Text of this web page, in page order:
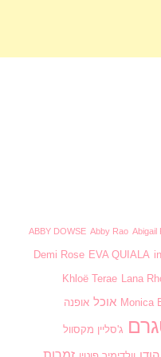
ABBY DOWSE Abby Rao Abigail
Demi Rose EVA QUIALA
Khloë Terae
Lana
Monica אוכל אופנה
ג'סליין מקסוול